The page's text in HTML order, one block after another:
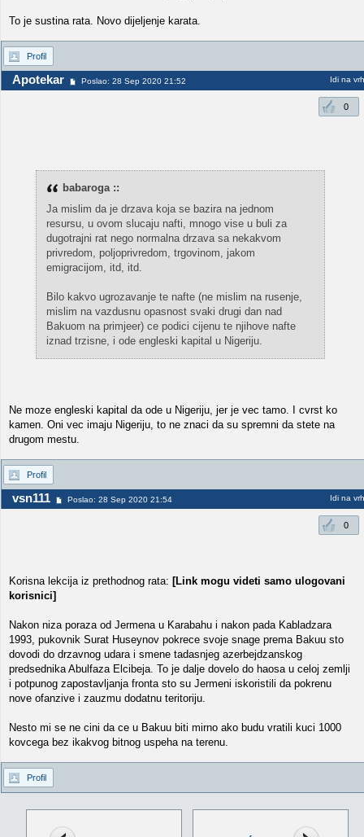
To je sustina rata. Novo dijeljenje karata.
Profil
Apotekar Poslao: 28 Sep 2020 21:52 Idi na vrh
0
babaroga ::
Ja mislim da je drzava koja se bazira na jednom
resursu, u ovom slucaju nafti, mnogo vise u buli za
dugotrajni rat nego normalna drzava sa nekakvom
privredom, poljoprivredom, trgovinom, jakom
emigracijom, itd, itd.
Bilo kakvo ugrozavanje te nafte (ne mislim na rusenje,
mislim na vazdusnu opasnost svaki drugi dan nad
Bakuom na primjeer) ce podici cijenu te njihove nafte
iznad trzisne, i ode engleski kapital u Nigeriju.
Ne moze engleski kapital da ode u Nigeriju, jer je vec tamo. I cvrst ko
kamen. Oni vec imaju Nigeriju, to ne znaci da su spremni da stete na
drugom mestu.
Profil
vsn111 Poslao: 28 Sep 2020 21:54 Idi na vrh
0
Korisna lekcija iz prethodnog rata: [Link mogu videti samo ulogovani
korisnici]
Nakon niza poraza od Jermena u Karabahu i nakon pada Kabladzara
1993, pukovnik Surat Huseynov pokrece svoje snage prema Bakuu sto
dovodi do drzavnog udara i smene tadasnjeg azerbejdzanskog
predsednika Abulfaza Elcibeja. To je dalje dovelo do haosa u celoj zemlji
i potpunog zapostavljanja fronta sto su Jermeni iskoristili da pokrenu
nove ofanzive i zauzmu dodatnu teritoriju.
Nesto mi se ne cini da ce u Bakuu biti mirno ako budu vratili kuci 1000
kovcega bez ikakvog bitnog uspeha na terenu.
Profil